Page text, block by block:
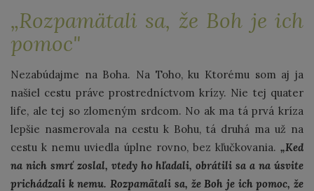
„Rozpamätali sa, že Boh je ich
pomoc"
Nezabúdajme na Boha. Na Toho, ku Ktorému som aj ja
našiel cestu práve prostredníctvom krízy. Nie tej quater
life, ale tej so zlomeným srdcom. No ak ma tá prvá kríza
lepšie nasmerovala na cestu k Bohu, tá druhá ma už na
cestu k nemu uviedla úplne rovno, bez kľučkovania. „Keď
na nich smrť zoslal, vtedy ho hľadali, obrátili sa a na úsvite
prichádzali k nemu. Rozpamätali sa, že Boh je ich pomoc, že